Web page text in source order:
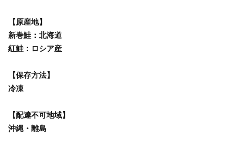
【原産地】
新巻鮭：北海道
紅鮭：ロシア産
【保存方法】
冷凍
【配達不可地域】
沖縄・離島